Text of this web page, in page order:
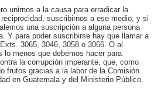
unirnos a la causa para erradicar la
suscribirnos a ese medio; y si
una suscripción a alguna persona
Y para poder suscribirse hay que llamar a
3065, 3046, 3058 o 3066. O al
lo menos que debemos hacer para
la corrupción imperante, que, como
frutos gracias a la labor de la Comisión
en Guatemala y del Ministerio Público.